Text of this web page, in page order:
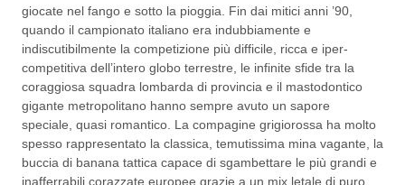
giocate nel fango e sotto la pioggia. Fin dai mitici anni ’90,
quando il campionato italiano era indubbiamente e
indiscutibilmente la competizione più difficile, ricca e iper-
competitiva dell’intero globo terrestre, le infinite sfide tra la
coraggiosa squadra lombarda di provincia e il mastodontico
gigante metropolitano hanno sempre avuto un sapore
speciale, quasi romantico. La compagine grigiorossa ha molto
spesso rappresentato la classica, temutissima mina vagante, la
buccia di banana tattica capace di sgambettare le più grandi e
inafferrabili corazzate europee grazie a un mix letale di puro